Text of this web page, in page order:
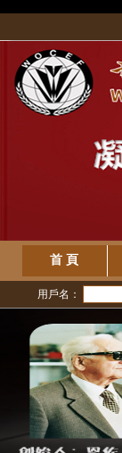
首 頁
用戶名：